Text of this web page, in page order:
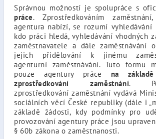
Správnou možností je spolupráce s
práce. Zprostředkováním
agentura nabízí, se rozumí vyhledávání
kdo práci hledá, vyhledávání vhodných
zaměstnavatele a dále zaměstnávání
jejich přidělování k jinému
agenturní zaměstnávání. Tuto formu
pouze agentury práce na
zprostředkování zaměstnání.
zprostředkování zaměstnání vydává
sociálních věcí České republiky (dále i
základě žádosti, kdy podmínky pro
provozování agentury práce jsou
§ 60b zákona o zaměstnanosti.